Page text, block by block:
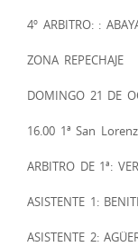
4º ARBITRO: :
ZONA REPECHAJE
DOMINGO 21 DE
16.00 1ª San
ARBITRO DE 1ª:
ASISTENTE 1:
ASISTENTE 2: